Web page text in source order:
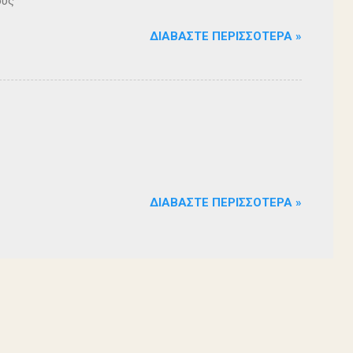
ΔΙΑΒΆΣΤΕ ΠΕΡΙΣΣΌΤΕΡΑ »
ΔΙΑΒΆΣΤΕ ΠΕΡΙΣΣΌΤΕΡΑ »